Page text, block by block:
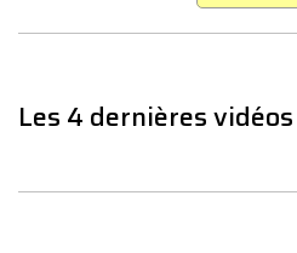
Les 4 dernières